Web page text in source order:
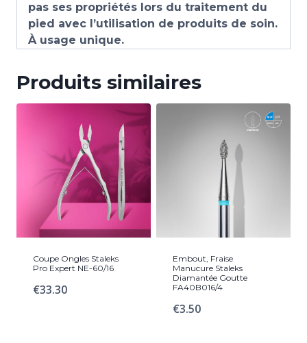
pas ses propriétés lors du traitement du
pied avec l’utilisation de produits de soin.
À usage unique.
Produits similaires
Coupe Ongles Staleks
Pro Expert NE-60/16
€33.30
Embout, Fraise
Manucure Staleks
Diamantée Goutte
FA40B016/4
€3.50